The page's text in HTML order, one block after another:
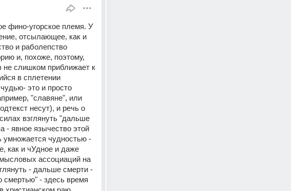
фино-угорское племя. У
отсылающее, как и
и раболепство
и, похоже, поэтому,
не слишком приближает к
в сплетении
это и просто
"славяне", или
несут), и речь о
взглянуть "дальше
- явное язычество этой
умножается чудностью -
как и чУдное и даже
ассоциаций на
- дальше смерти -
смертью" - здесь время